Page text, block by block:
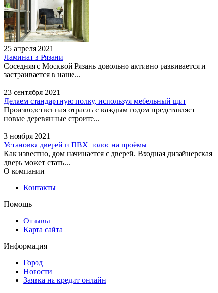
АКАДЕМИЯ, агентство
недвижимости
недвижимости
Адрес:Сургут, улица
этаж
недвижимости
Адрес:
Ленина проспект, 62 -
362 офис
25 апреля 2021
Ламинат в Рязани
Соседняя с Москвой Рязань довольно активно развивается и
застраивается в наше...
23 сентября 2021
Делаем стандартную полку, используя мебельный щит
Производственная отрасль с каждым годом представляет
новые деревянные строите...
3 ноября 2021
Установка дверей и ПВХ полос на проёмы
Как известно, дом начинается с дверей. Входная дизайнерская
дверь может стать...
О компании
Контакты
Помощь
Отзывы
Карта сайта
Информация
Город
Новости
Заявка на кредит онлайн